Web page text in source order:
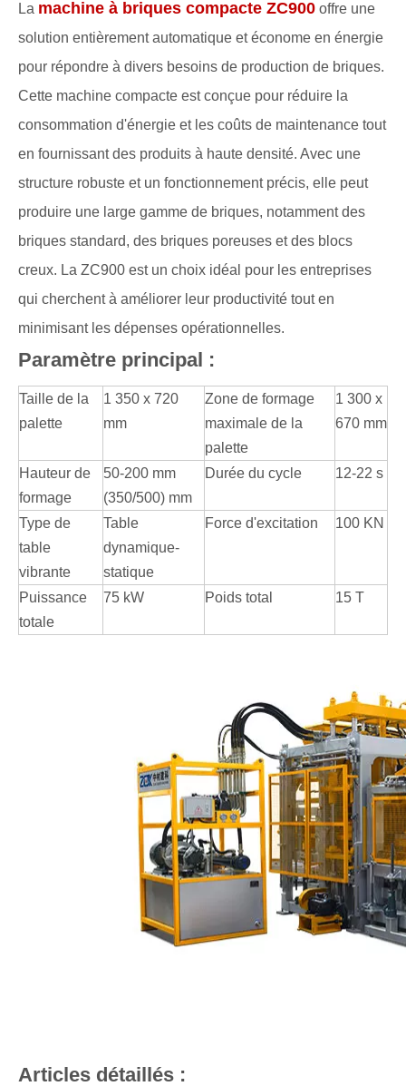
La machine à briques compacte ZC900 offre une
solution entièrement automatique et économe en énergie
pour répondre à divers besoins de production de briques.
Cette machine compacte est conçue pour réduire la
consommation d'énergie et les coûts de maintenance tout
en fournissant des produits à haute densité. Avec une
structure robuste et un fonctionnement précis, elle peut
produire une large gamme de briques, notamment des
briques standard, des briques poreuses et des blocs
creux. La ZC900 est un choix idéal pour les entreprises
qui cherchent à améliorer leur productivité tout en
minimisant les dépenses opérationnelles.
Paramètre principal :
Taille de la
palette
1 350 x 720
mm
Zone de formage
maximale de la
palette
1 300 x
670 mm
Hauteur de
formage
50-200 mm
(350/500) mm
Durée du cycle 12-22 s
Type de
table
vibrante
Table
dynamique-
statique
Force d'excitation 100 KN
Puissance
totale
75 kW Poids total 15 T
Articles détaillés :